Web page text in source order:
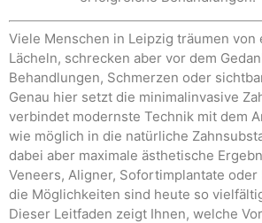
Viele Menschen in Leipzig träumen von
Lächeln, schrecken aber vor dem
Behandlungen, Schmerzen oder
Genau hier setzt die minimalinvasive
verbindet modernste Technik mit dem
wie möglich in die natürliche
dabei aber maximale ästhetische
Veneers, Aligner, Sofortimplantate oder
die Möglichkeiten sind heute so
Dieser Leitfaden zeigt Ihnen, welche